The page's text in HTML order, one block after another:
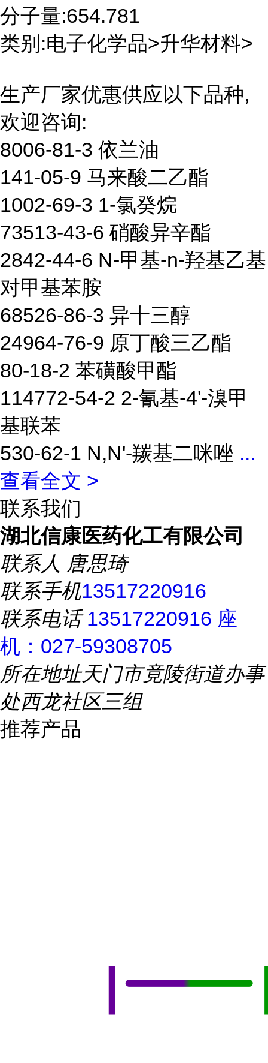
分子量:654.781
类别:电子化学品>升华材料>
生产厂家优惠供应以下品种,
欢迎咨询:
8006-81-3 依兰油
141-05-9 马来酸二乙酯
1002-69-3 1-氯癸烷
73513-43-6 硝酸异辛酯
2842-44-6 N-甲基-n-羟基乙基
对甲基苯胺
68526-86-3 异十三醇
24964-76-9 原丁酸三乙酯
80-18-2 苯磺酸甲酯
114772-54-2 2-氰基-4'-溴甲
基联苯
530-62-1 N,N'-羰基二咪唑 ...
查看全文 >
联系我们
湖北信康医药化工有限公司
联系人 唐思琦
联系手机13517220916
联系电话13517220916 座
机：027-59308705
所在地址天门市竟陵街道办事
处西龙社区三组
推荐产品